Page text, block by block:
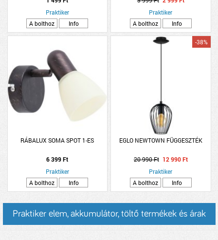
Praktiker
A bolthoz
Info
Praktiker
A bolthoz
Info
RÁBALUX SOMA SPOT 1-ES
6 399 Ft
Praktiker
A bolthoz
Info
EGLO NEWTOWN FÜGGESZTÉK
-38%
20 990 Ft 12 990 Ft
Praktiker
A bolthoz
Info
Praktiker elem, akkumulátor, töltő termékek és árak